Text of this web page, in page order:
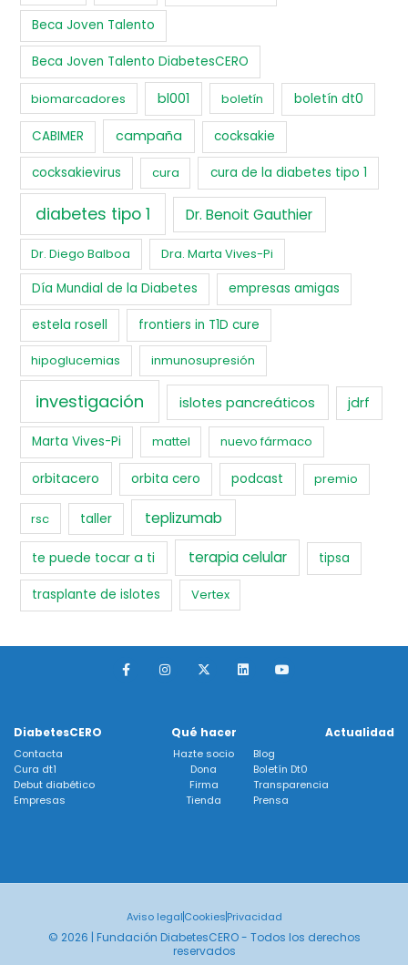
Beca Joven Talento
Beca Joven Talento DiabetesCERO
biomarcadores bl001 boletín boletín dt0
CABIMER campaña cocksakie
cocksakievirus cura cura de la diabetes tipo 1
diabetes tipo 1 Dr. Benoit Gauthier
Dr. Diego Balboa Dra. Marta Vives-Pi
Día Mundial de la Diabetes empresas amigas
estela rosell frontiers in T1D cure
hipoglucemias inmunosupresión
investigación islotes pancreáticos jdrf
Marta Vives-Pi mattel nuevo fármaco
orbitacero orbita cero podcast premio
rsc taller teplizumab
te puede tocar a ti terapia celular tipsa
trasplante de islotes Vertex
F
a
I
n
X
-
t
t
e
r
L
i
Y
o
DiabetesCERO
Contacta
Cura dt1
Debut diabético
Empresas
Qué hacer
Hazte socio
Dona
Firma
Tienda
Actualidad
Blog
Boletín Dt0
Transparencia
Prensa
Aviso legalCookiesPrivacidad
© 2026 | Fundación DiabetesCERO - Todos los derechos
reservados